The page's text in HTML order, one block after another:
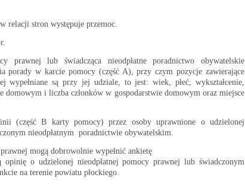
relacji stron występuje przemoc.
prawnej lub świadcząca nieodpłatne poradnictwo obywatelskie
porady w karcie pomocy (część A), przy czym pozycje zawierające
wypełniane są przy jej udziale, to jest: wiek, płeć, wykształcenie,
domowym i liczba członków w gospodarstwie domowym oraz miejsce
(część B karty pomocy) przez osoby uprawnione o udzielonej
nieodpłatnym poradnictwie obywatelskim.
mogą dobrowolnie wypełnić ankietę
o udzielonej nieodpłatnej pomocy prawnej lub świadczonym
na terenie powiatu płockiego.